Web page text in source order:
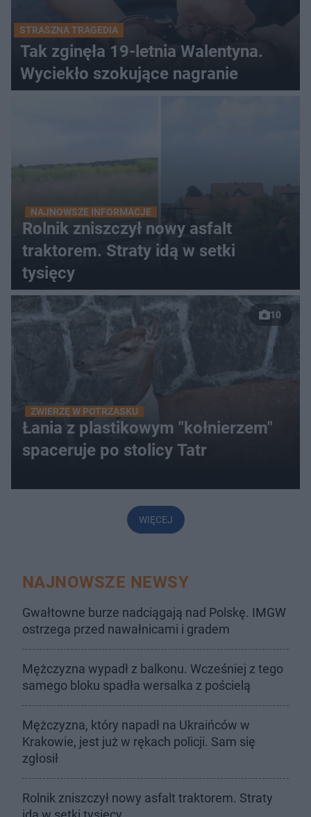
STRASZNA TRAGEDIA
Tak zginęła 19-letnia Walentyna.
Wyciekło szokujące nagranie
NAJNOWSZE INFORMACJE
Rolnik zniszczył nowy asfalt
traktorem. Straty idą w setki
tysięcy
10
ZWIERZĘ W POTRZASKU
Łania z plastikowym "kołnierzem"
spaceruje po stolicy Tatr
WIĘCEJ
NAJNOWSZE NEWSY
Gwałtowne burze nadciągają nad Polskę. IMGW
ostrzega przed nawałnicami i gradem
Mężczyzna wypadł z balkonu. Wcześniej z tego
samego bloku spadła wersalka z pościelą
Mężczyzna, który napadł na Ukraińców w
Krakowie, jest już w rękach policji. Sam się
zgłosił
Rolnik zniszczył nowy asfalt traktorem. Straty